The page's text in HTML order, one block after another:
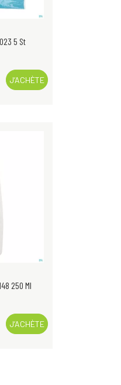
5 St
J’ACHÈTE
250 Ml
J’ACHÈTE